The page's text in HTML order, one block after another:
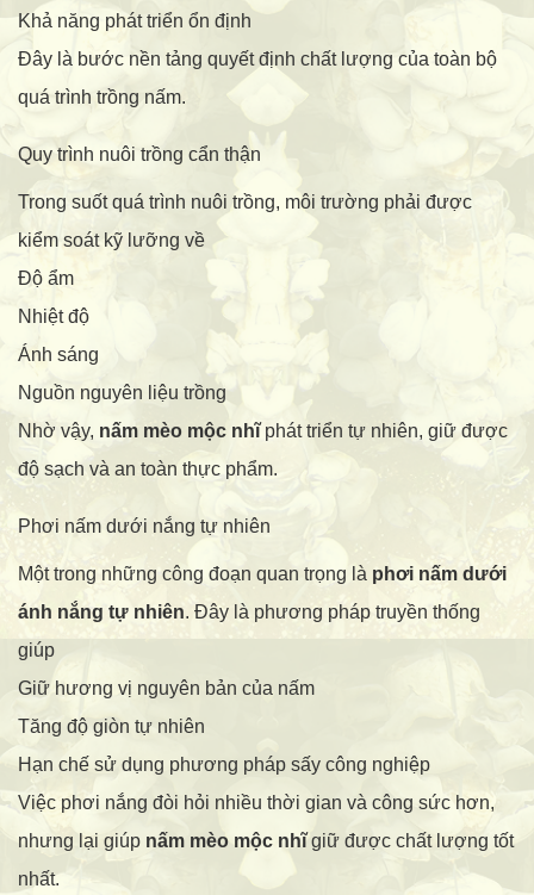
Khả năng phát triển ổn định
Đây là bước nền tảng quyết định chất lượng của toàn bộ
quá trình trồng nấm.
Quy trình nuôi trồng cẩn thận
Trong suốt quá trình nuôi trồng, môi trường phải được
kiểm soát kỹ lưỡng về
Độ ẩm
Nhiệt độ
Ánh sáng
Nguồn nguyên liệu trồng
Nhờ vậy, nấm mèo mộc nhĩphát triển tự nhiên, giữ được
độ sạch và an toàn thực phẩm.
Phơi nấm dưới nắng tự nhiên
Một trong những công đoạn quan trọng là phơi nấm dưới
ánh nắng tự nhiên. Đây là phương pháp truyền thống
giúp
Giữ hương vị nguyên bản của nấm
Tăng độ giòn tự nhiên
Hạn chế sử dụng phương pháp sấy công nghiệp
Việc phơi nắng đòi hỏi nhiều thời gian và công sức hơn,
nhưng lại giúp nấm mèo mộc nhĩgiữ được chất lượng tốt
nhất.